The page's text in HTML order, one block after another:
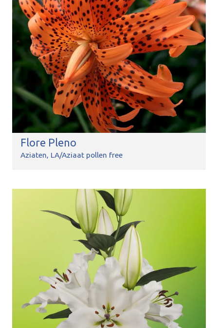
Flore Pleno
Aziaten LA/Aziaat pollen free